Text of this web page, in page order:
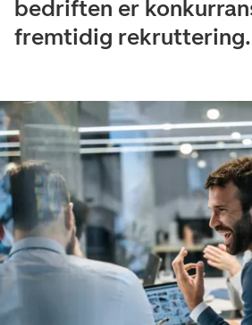
bedriften er
fremtidig rekruttering.